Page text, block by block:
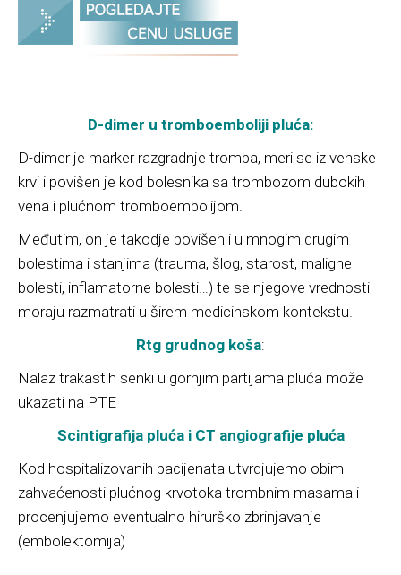
D-dimer u tromboemboliji pluća:
D-dimer je marker razgradnje tromba, meri se iz venske
krvi i povišen je kod bolesnika sa trombozom dubokih
vena i plućnom tromboembolijom.
Međutim, on je takodje povišen i u mnogim drugim
bolestima i stanjima (trauma, šlog, starost, maligne
bolesti, inflamatorne bolesti…) te se njegove vrednosti
moraju razmatrati u širem medicinskom kontekstu.
Rtg grudnog koša:
Nalaz trakastih senki u gornjim partijama pluća može
ukazati na PTE
Scintigrafija pluća i CT angiografije pluća
Kod hospitalizovanih pacijenata utvrdjujemo obim
zahvaćenosti plućnog krvotoka trombnim masama i
procenjujemo eventualno hirurško zbrinjavanje
(embolektomija)